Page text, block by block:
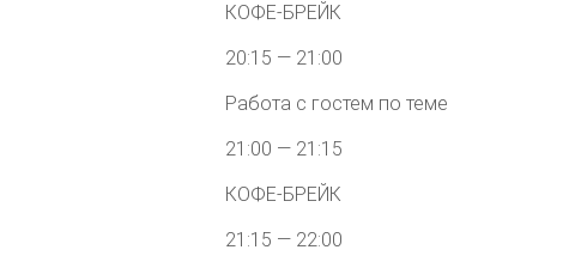
КОФЕ-БРЕЙК
20:15 — 21:00
Работа с гостем по теме
21:00 — 21:15
КОФЕ-БРЕЙК
21:15 — 22:00